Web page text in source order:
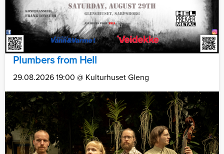
Plumbers from Hell
29.08.2026 19:00 @ Kulturhuset Gleng